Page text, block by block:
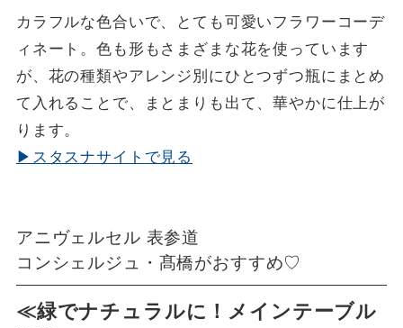
カラフルな色合いで、とても可愛いフラワーコーデ
ィネート。色も形もさまざまな花を使っています
が、花の種類やアレンジ別にひとつずつ瓶にまとめ
て入れることで、まとまりも出て、華やかに仕上が
ります。
▶スタスナサイトで見る
アニヴェルセル 表参道
コンシェルジュ・髙橋がおすすめ♡
≪緑でナチュラルに！メインテーブル